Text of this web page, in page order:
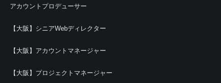
アカウントプロデューサー
【大阪】シニアWebディレクター
【大阪】アカウントマネージャー
【大阪】プロジェクトマネージャー